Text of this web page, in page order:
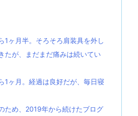
1ヶ月半。そろそろ肩装具を外し
たが、まだまだ痛みは続いてい
1ヶ月。経過は良好だが、毎日寝
ため、2019年から続けたブログ